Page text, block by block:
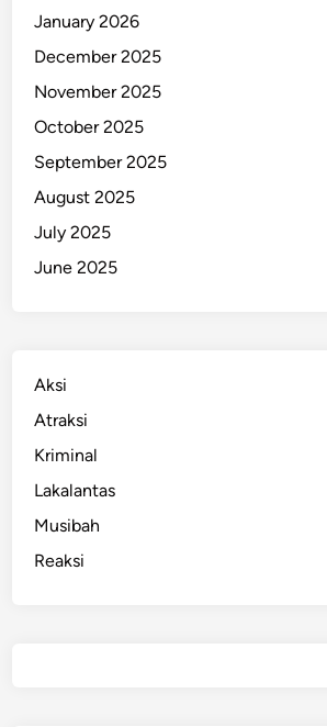
January 2026
December 2025
November 2025
October 2025
September 2025
August 2025
July 2025
June 2025
Aksi
Atraksi
Kriminal
Lakalantas
Musibah
Reaksi